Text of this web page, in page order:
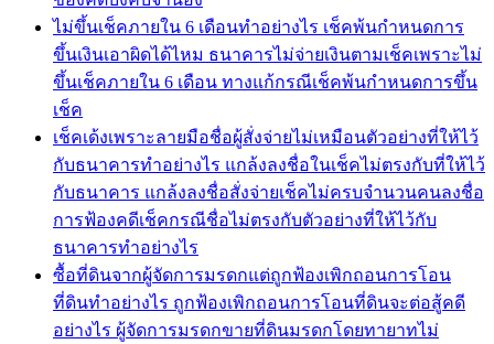
ไม่ขึ้นเช็คภายใน 6 เดือนทำอย่างไร เช็คพ้นกำหนดการ
ขึ้นเงินเอาผิดได้ไหม ธนาคารไม่จ่ายเงินตามเช็คเพราะไม่
ขึ้นเช็คภายใน 6 เดือน ทางแก้กรณีเช็คพ้นกำหนดการขึ้น
เช็ค
เช็คเด้งเพราะลายมือชื่อผู้สั่งจ่ายไม่เหมือนตัวอย่างที่ให้ไว้
กับธนาคารทำอย่างไร แกล้งลงชื่อในเช็คไม่ตรงกับที่ให้ไว้
กับธนาคาร แกล้งลงชื่อสั่งจ่ายเช็คไม่ครบจำนวนคนลงชื่อ
การฟ้องคดีเช็คกรณีชื่อไม่ตรงกับตัวอย่างที่ให้ไว้กับ
ธนาคารทำอย่างไร
ซื้อที่ดินจากผู้จัดการมรดกแต่ถูกฟ้องเพิกถอนการโอน
ที่ดินทำอย่างไร ถูกฟ้องเพิกถอนการโอนที่ดินจะต่อสู้คดี
อย่างไร ผู้จัดการมรดกขายที่ดินมรดกโดยทายาทไม่